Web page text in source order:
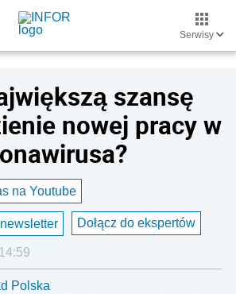
Serwisy
szansę
nowej pracy w
na Youtube
Dołącz do ekspertów
Polska